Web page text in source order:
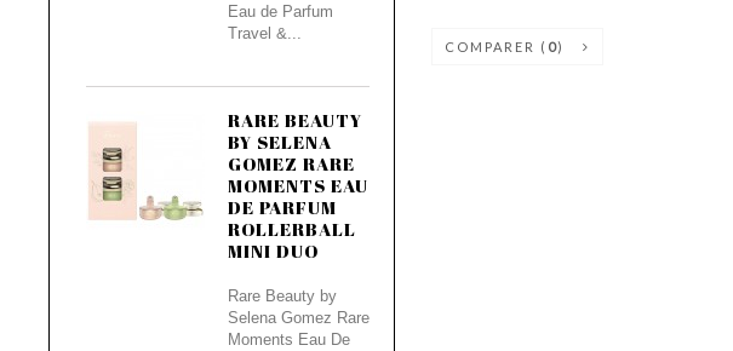
Eau de Parfum
Travel &...
RARE BEAUTY
BY SELENA
GOMEZ RARE
MOMENTS EAU
DE PARFUM
ROLLERBALL
MINI DUO
Rare Beauty by
Selena Gomez Rare
Moments Eau De
COMPARER ( 0)